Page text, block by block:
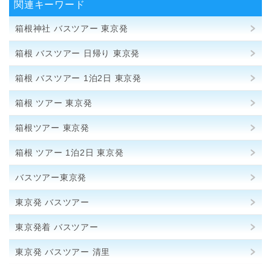
関連キーワード
箱根神社 バスツアー 東京発
箱根 バスツアー 日帰り 東京発
箱根 バスツアー 1泊2日 東京発
箱根 ツアー 東京発
箱根ツアー 東京発
箱根 ツアー 1泊2日 東京発
バスツアー東京発
東京発 バスツアー
東京発着 バスツアー
東京発 バスツアー 清里